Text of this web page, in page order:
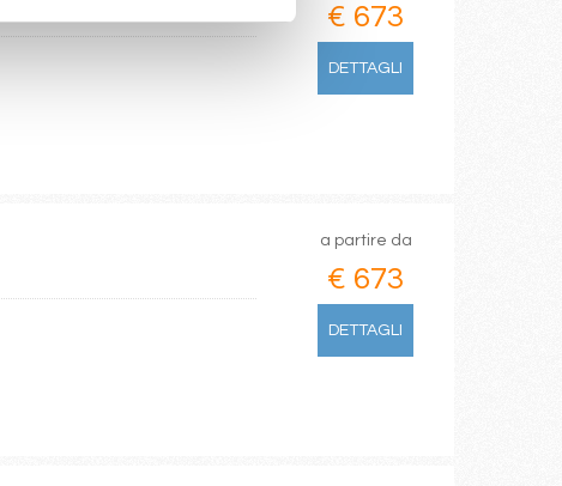
€ 673
DETTAGLI
a partire da
€ 673
DETTAGLI